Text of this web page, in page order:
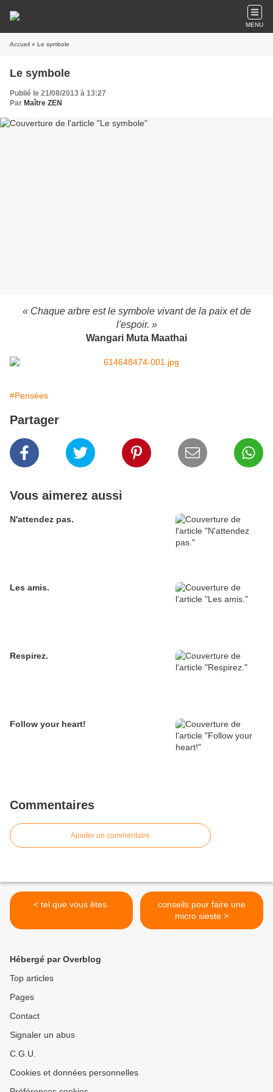
MENU
Accueil » Le symbole
Le symbole
Publié le 21/08/2013 à 13:27
Par Maître ZEN
« Chaque arbre est le symbole vivant de la paix et de
l'espoir. »
Wangari Muta Maathai
#Pensées
Partager
Vous aimerez aussi
N'attendez pas.
Les amis.
Respirez.
Follow your heart!
Commentaires
Ajouter un commentaire
< tel que vous êtes.
conseils pour faire une
micro sieste >
Hébergé par Overblog
Top articles
Pages
Contact
Signaler un abus
C.G.U.
Cookies et données personnelles